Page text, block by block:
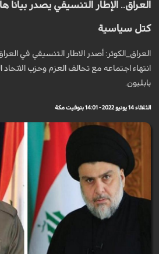
العراق.. الإطار التنسيقي يصدر
كتل سياسية
العراق_الكوثر: أصدر الاطار التنسيقي في
انتهاء اجتماعه مع تحالف العزم وحزب الاتحاد
بابليون.
الثلاثاء 14 يونيو 2022 - 14:01 بتوقيت مكة